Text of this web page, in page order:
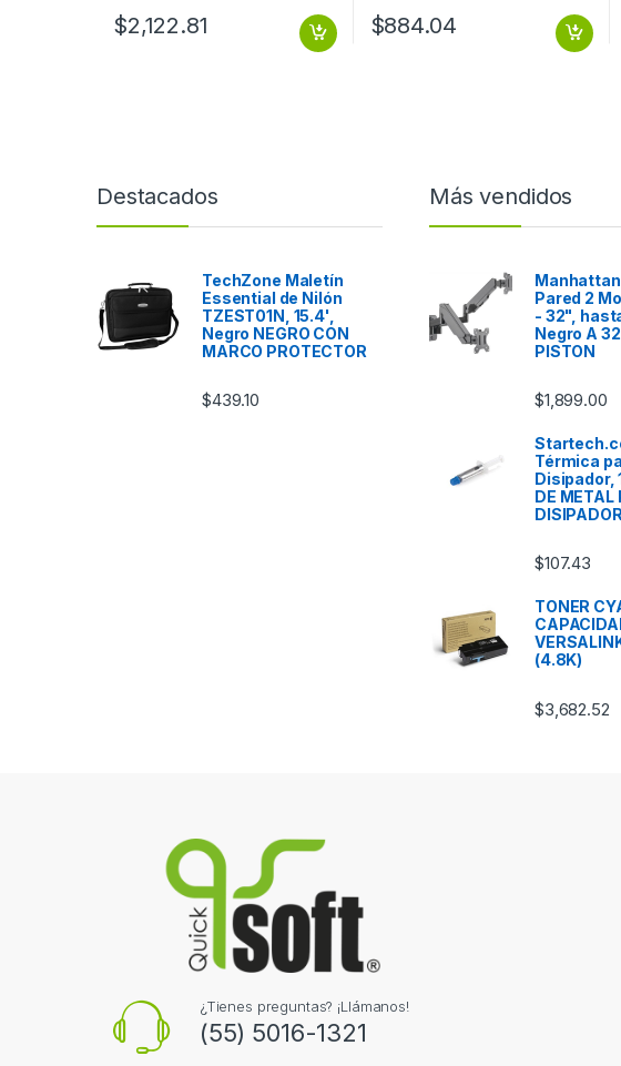
$2,122.81 $884.04
Destacados
TechZone Maletín
Essential de Nilón
TZEST01N, 15.4',
Negro NEGRO CON
MARCO PROTECTOR
$439.10
Más vendidos
Pared 2
- 32",
Negro A
PISTON
$1,899.00
Térmica
Disipador,
DE METAL
DISIPADOR
$107.43
TONER
(4.8K)
$3,682.52
¿Tienes preguntas? ¡Llámanos!
(55) 5016-1321